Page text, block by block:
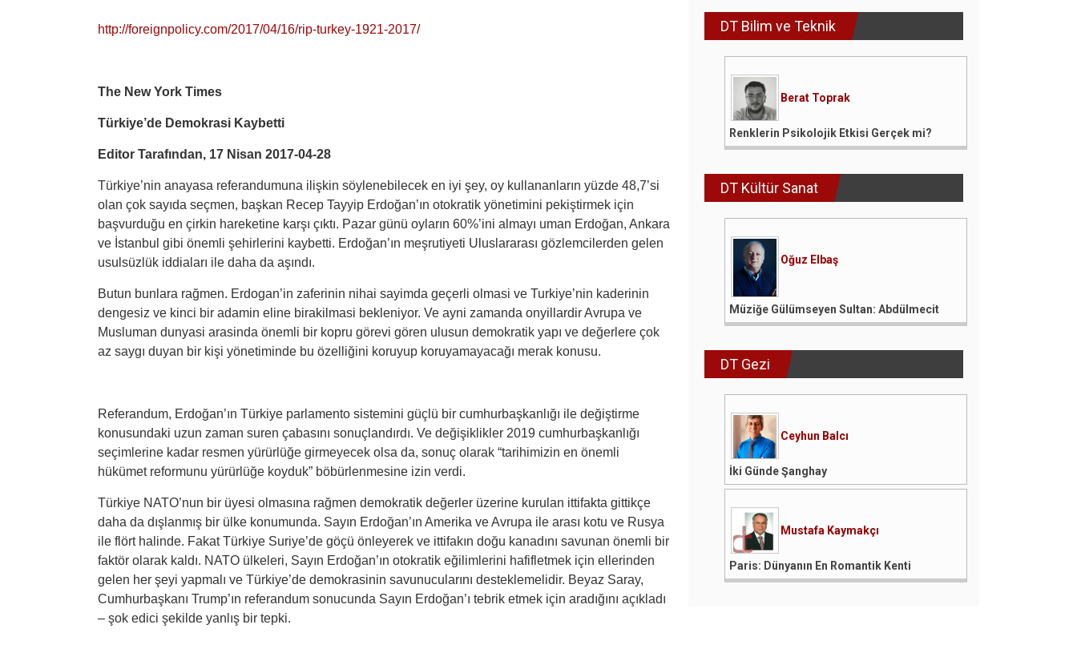
http://foreignpolicy.com/2017/04/16/rip-turkey-1921-2017/
The New York Times
Türkiye’de Demokrasi Kaybetti
Editor Tarafından, 17 Nisan 2017-04-28
Türkiye’nin anayasa referandumuna ilişkin söylenebilecek en iyi şey, oy kullananların yüzde 48,7’si
olan çok sayıda seçmen, başkan Recep Tayyip Erdoğan’ın otokratik yönetimini pekiştirmek için
başvurduğu en çirkin hareketine karşı çıktı. Pazar günü oyların 60%’ini almayı uman Erdoğan, Ankara
ve İstanbul gibi önemli şehirlerini kaybetti. Erdoğan’ın meşrutiyeti Uluslararası gözlemcilerden gelen
usulsüzlük iddiaları ile daha da aşındı.
Butun bunlara rağmen. Erdogan’in zaferinin nihai sayimda geçerli olmasi ve Turkiye’nin kaderinin
dengesiz ve kinci bir adamin eline birakilmasi bekleniyor. Ve ayni zamanda onyillardir Avrupa ve
Musluman dunyasi arasinda önemli bir kopru görevi gören ulusun demokratik yapı ve değerlere çok
az saygı duyan bir kişi yönetiminde bu özelliğini koruyup koruyamayacağı merak konusu.
Referandum, Erdoğan’ın Türkiye parlamento sistemini güçlü bir cumhurbaşkanlığı ile değiştirme
konusundaki uzun zaman suren çabasını sonuçlandırdı. Ve değişiklikler 2019 cumhurbaşkanlığı
seçimlerine kadar resmen yürürlüğe girmeyecek olsa da, sonuç olarak “tarihimizin en önemli
hükümet reformunu yürürlüğe koyduk” böbürlenmesine izin verdi.
Türkiye NATO’nun bir üyesi olmasına rağmen demokratik değerler üzerine kurulan ittifakta gittikçe
daha da dışlanmış bir ülke konumunda. Sayın Erdoğan’ın Amerika ve Avrupa ile arası kotu ve Rusya
ile flört halinde. Fakat Türkiye Suriye’de göçü önleyerek ve ittifakın doğu kanadını savunan önemli bir
faktör olarak kaldı. NATO ülkeleri, Sayın Erdoğan’ın otokratik eğilimlerini hafifletmek için ellerinden
gelen her şeyi yapmalı ve Türkiye’de demokrasinin savunucularını desteklemelidir. Beyaz Saray,
Cumhurbaşkanı Trump’ın referandum sonucunda Sayın Erdoğan’ı tebrik etmek için aradığını açıkladı
– şok edici şekilde yanlış bir tepki.
DT Bilim ve Teknik
Berat Toprak
Renklerin Psikolojik Etkisi Gerçek mi?
DT Kültür Sanat
Oğuz Elbaş
Müziğe Gülümseyen Sultan: Abdülmecit
DT Gezi
Ceyhun Balcı
İki Günde Şanghay
Mustafa Kaymakçı
Paris: Dünyanın En Romantik Kenti